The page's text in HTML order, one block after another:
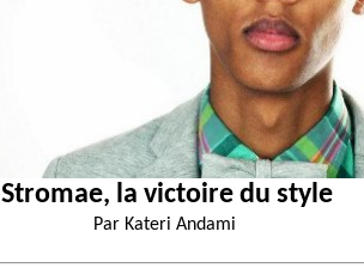
Stromae, la victoire du style
Par Kateri Andami